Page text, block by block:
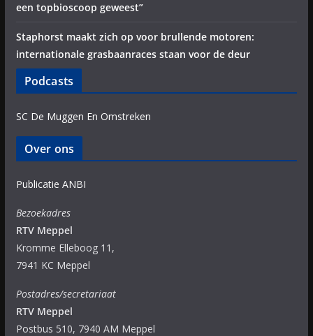
een topbioscoop geweest”
Staphorst maakt zich op voor brullende motoren:
internationale grasbaanraces staan voor de deur
Podcasts
SC De Muggen En Omstreken
Over ons
Publicatie ANBI
Bezoekadres
RTV Meppel
Kromme Elleboog 11,
7941 KC Meppel
Postadres/secretariaat
RTV Meppel
Postbus 510, 7940 AM Meppel